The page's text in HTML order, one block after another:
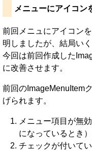
メニューにアイコン
前回メニュにアイコン
明しましたが、結局い
今回は前回作成した
に改善させます。
前回のImageMenuItem
げられます。
メニュー項目が無
になっているとき
チェックが付いて